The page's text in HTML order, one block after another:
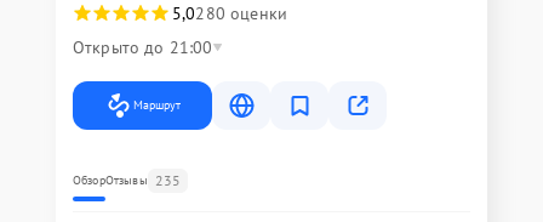
5,0280 оценки
Открыто до 21:00
Маршрут
ОбзорОтзывы 235